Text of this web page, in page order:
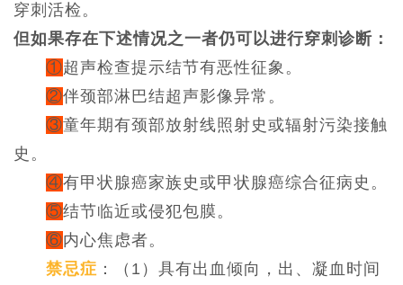
穿刺活检。
但如果存在下述情况之一者仍可以进行穿刺诊断：
①超声检查提示结节有恶性征象。
②伴颈部淋巴结超声影像异常。
③童年期有颈部放射线照射史或辐射污染接触
史。
④有甲状腺癌家族史或甲状腺癌综合征病史。
⑤结节临近或侵犯包膜。
⑥内心焦虑者。
禁忌症 ：（ 1）具有出血倾向，出、凝血时间